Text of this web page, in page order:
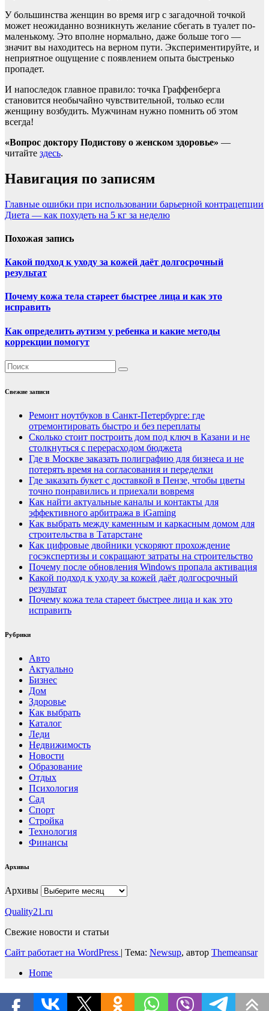
У большинства женщин во время игр с загадочной точкой
может неожиданно возникнуть желание сбегать в туалет по-
маленькому. Это вполне нормально, даже больше того —
значит вы находитесь на верном пути. Экспериментируйте, и
неприятное ощущение с появлением опыта быстренько
пропадет.
И напоследок главное правило: точка Граффенберга
становится необычайно чувствительной, только если
женщину возбудить. Мужчинам нужно помнить об этом
всегда!
«Вопрос доктору Подистову о женском здоровье» —
читайте здесь.
Навигация по записям
Главные ошибки при использовании барьерной контрацепции
Диета — как похудеть на 5 кг за неделю
Похожая запись
Какой подход к уходу за кожей даёт долгосрочный
результат
Почему кожа тела стареет быстрее лица и как это
исправить
Как определить аутизм у ребенка и какие методы
коррекции помогут
Свежие записи
Ремонт ноутбуков в Санкт-Петербурге: где
отремонтировать быстро и без переплаты
Сколько стоит построить дом под ключ в Казани и не
столкнуться с перерасходом бюджета
Где в Москве заказать полиграфию для бизнеса и не
потерять время на согласования и переделки
Где заказать букет с доставкой в Пензе, чтобы цветы
точно понравились и приехали вовремя
Как найти актуальные каналы и контакты для
эффективного арбитража в iGaming
Как выбрать между каменным и каркасным домом для
строительства в Татарстане
Как цифровые двойники ускоряют прохождение
госэкспертизы и сокращают затраты на строительство
Почему после обновления Windows пропала активация
Какой подход к уходу за кожей даёт долгосрочный
результат
Почему кожа тела стареет быстрее лица и как это
исправить
Рубрики
Авто
Актуально
Бизнес
Дом
Здоровье
Как выбрать
Каталог
Леди
Недвижимость
Новости
Образование
Отдых
Психология
Сад
Спорт
Стройка
Технология
Финансы
Архивы
Архивы
Quality21.ru
Свежие новости и статьи
Сайт работает на WordPress | Тема: Newsup, автор Themeansar
Home